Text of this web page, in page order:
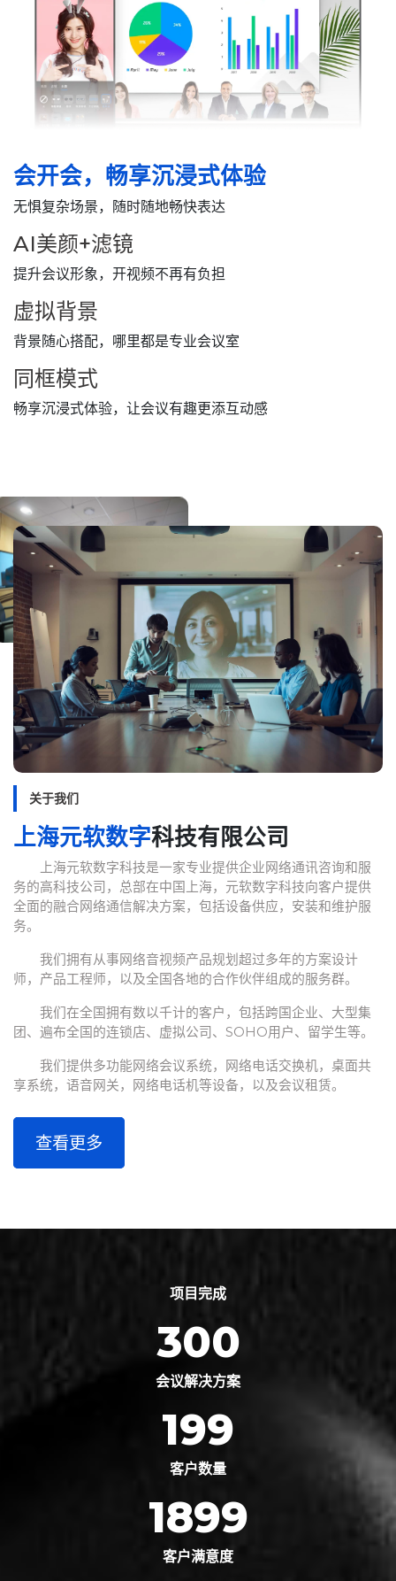
会开会，畅享沉浸式体验
无惧复杂场景，随时随地畅快表达
AI美颜+滤镜
提升会议形象，开视频不再有负担
虚拟背景
背景随心搭配，哪里都是专业会议室
同框模式
畅享沉浸式体验，让会议有趣更添互动感
关于我们
上海元软数字科技有限公司
上海元软数字科技是一家专业提供企业网络通讯咨询和服
务的高科技公司，总部在中国上海，元软数字科技向客户提供
全面的融合网络通信解决方案，包括设备供应，安装和维护服
务。
我们拥有从事网络音视频产品规划超过多年的方案设计
师，产品工程师，以及全国各地的合作伙伴组成的服务群。
我们在全国拥有数以千计的客户，包括跨国企业、大型集
团、遍布全国的连锁店、虚拟公司、SOHO用户、留学生等。
我们提供多功能网络会议系统，网络电话交换机，桌面共
享系统，语音网关，网络电话机等设备，以及会议租赁。
查看更多
项目完成
300
会议解决方案
199
客户数量
1899
客户满意度